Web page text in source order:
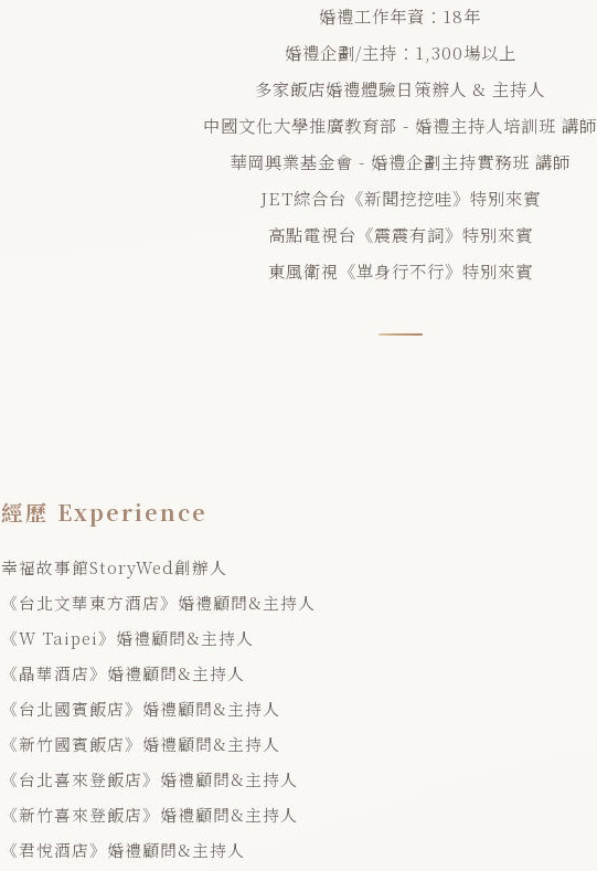
婚禮工作年資：18年
婚禮企劃/主持：1,300場以上
多家飯店婚禮體驗日策辦人 & 主持人
中國文化大學推廣教育部 - 婚禮主持人培訓班 講師
華岡興業基金會 - 婚禮企劃主持實務班 講師
JET綜合台《新聞挖挖哇》特別來賓
高點電視台《震震有詞》特別來賓
東風衛視《單身行不行》特別來賓
經歷 Experience
幸福故事館StoryWed創辦人
《台北文華東方酒店》婚禮顧問&主持人
《W Taipei》婚禮顧問&主持人
《晶華酒店》婚禮顧問&主持人
《台北國賓飯店》婚禮顧問&主持人
《新竹國賓飯店》婚禮顧問&主持人
《台北喜來登飯店》婚禮顧問&主持人
《新竹喜來登飯店》婚禮顧問&主持人
《君悅酒店》婚禮顧問&主持人